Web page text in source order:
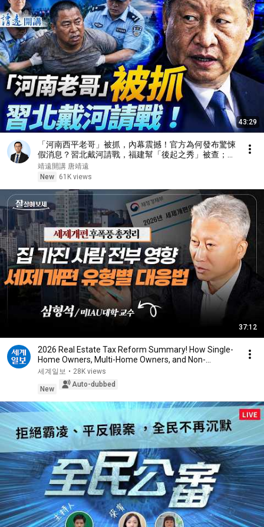
43:29
「河南西平老哥」被抓，內幕震撼！官方為何發布驚悚
假消息？習北戴河請戰，福建幫「後起之秀」被查；魔
法打擊，WNBA崩潰| 靖遠開講 | 唐靖遠 | 2026.08.08 #
河南 #北戴河會議 #張又俠
靖遠開講 唐靖遠
New
61K views
37:12
2026 Real Estate Tax Reform Summary! How Single-
Home Owners, Multi-Home Owners, and Non-
Homeowner...
세계일보 • 28K views
New
Auto-dubbed